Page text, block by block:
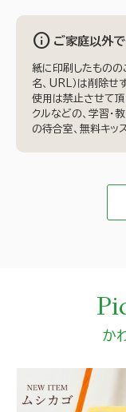
info ご家庭以外
紙に印刷したものの
名、URL）は削除
使用は禁止させて頂
クルなどの、学習・
の待合室、無料キッ
か